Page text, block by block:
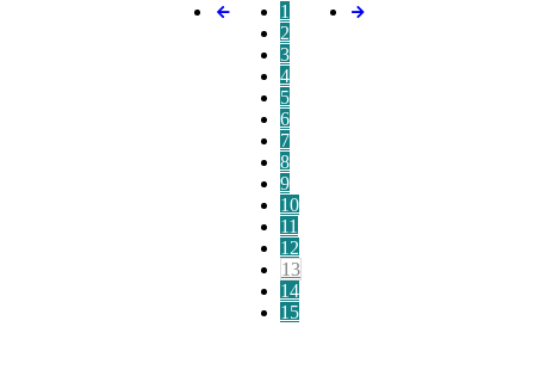
1
2
3
4
5
6
7
8
9
10
11
12
13
14
15